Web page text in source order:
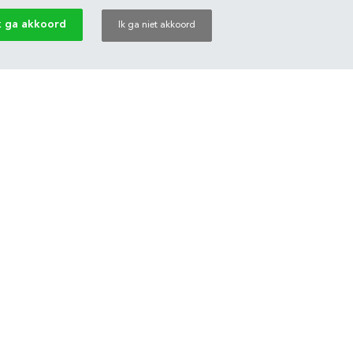
ga akkoord Ik ga niet akkoord